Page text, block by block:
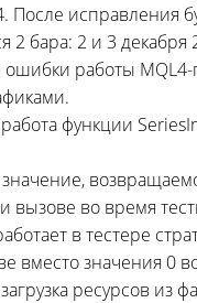
После исправления
2 бара: 2 и 3 декабря
работы
функции
вызове во время
в тестере
вместо значения 0
ресурсов из